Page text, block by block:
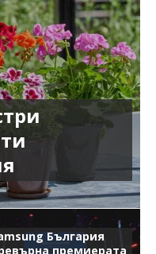
България
премиерата